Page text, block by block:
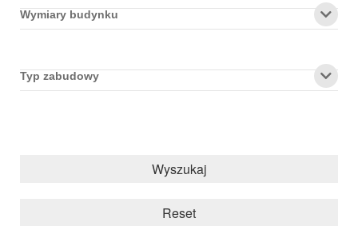
Wymiary budynku
Typ zabudowy
Wyszukaj
Reset